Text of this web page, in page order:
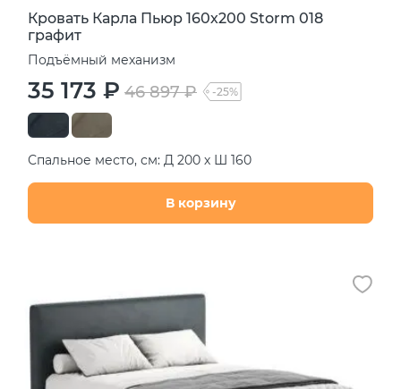
Кровать Карла Пьюр 160х200 Storm 018
графит
Подъёмный механизм
35 173 ₽ 46 897 ₽ -25%
Спальное место, см: Д 200 х Ш 160
В корзину